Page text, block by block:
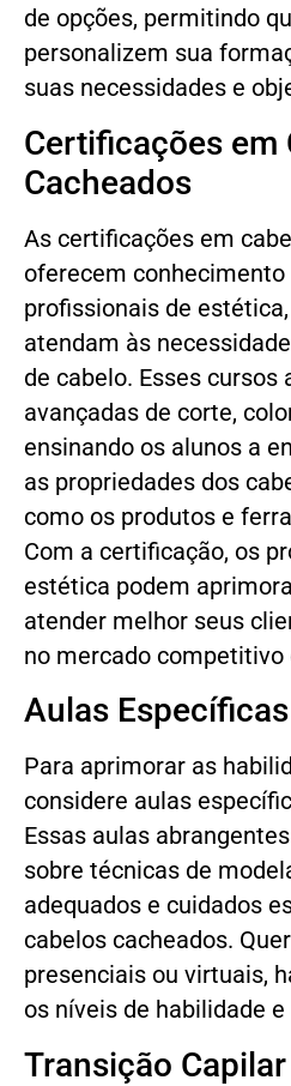
de opções, permitindo
personalizem sua
suas necessidades e
Certificações em
Cacheados
As certificações em
oferecem
profissionais de
atendam às
de cabelo. Esses
avançadas de corte,
ensinando os alunos a
as propriedades dos
como os produtos e
Com a certificação, os
estética podem
atender melhor seus
no mercado competitivo
Aulas
Para aprimorar as
considere aulas
Essas aulas
sobre técnicas de
adequados e cuidados
cabelos cacheados.
presenciais ou virtuais,
os níveis de habilidade
Transição Capilar